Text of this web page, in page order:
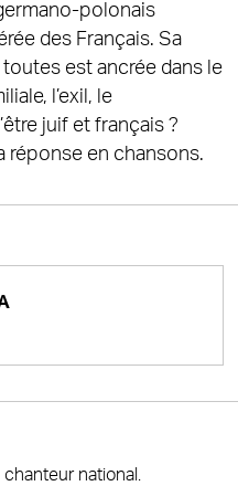
polonais
des Français. Sa
est ancrée dans le
l’exil, le
juif et français ?
réponse en chansons.
national.